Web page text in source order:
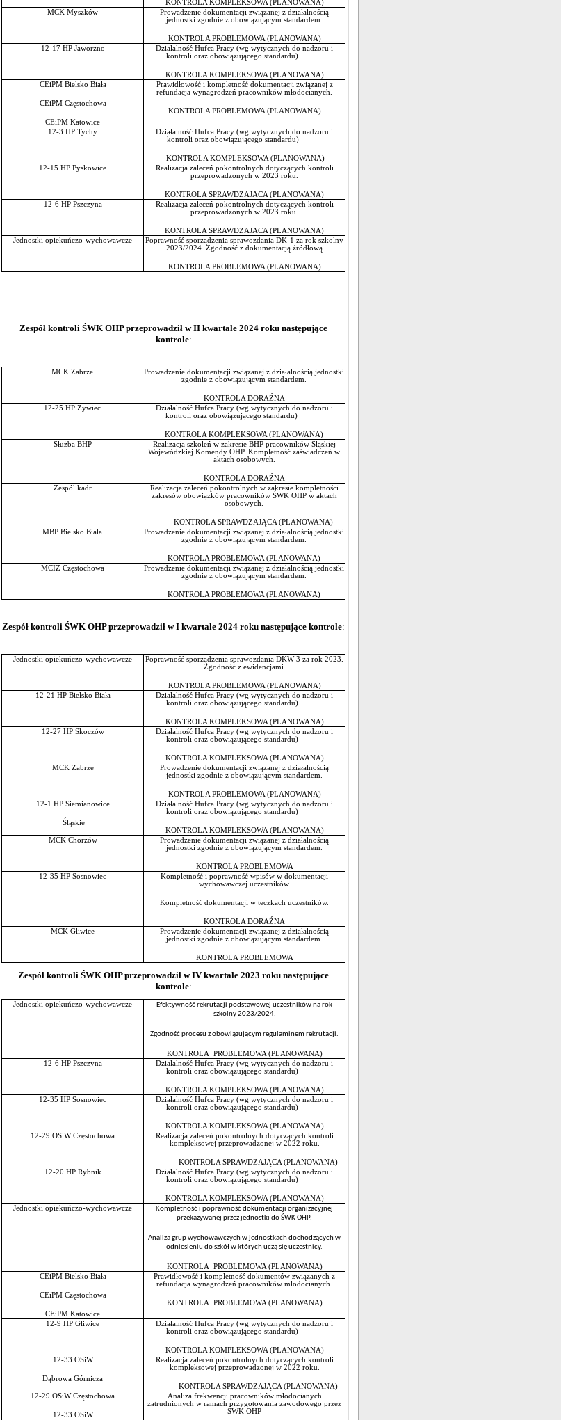
KONTROLA KOMPLEKSOWA (PLANOWANA)
MCK Myszków
Prowadzenie dokumentacji związanej z działalnością
jednostki zgodnie z obowiązującym standardem.
KONTROLA PROBLEMOWA (PLANOWANA)
12-17 HP Jaworzno
Działalność Hufca Pracy (wg wytycznych do nadzoru i
kontroli oraz obowiązującego standardu)
KONTROLA KOMPLEKSOWA (PLANOWANA)
CEiPM Bielsko Biała
CEiPM Częstochowa
CEiPM Katowice
Prawidłowość i kompletność dokumentacji związanej z
refundacja wynagrodzeń pracowników młodocianych.
KONTROLA PROBLEMOWA (PLANOWANA)
12-3 HP Tychy
Działalność Hufca Pracy (wg wytycznych do nadzoru i
kontroli oraz obowiązującego standardu)
KONTROLA KOMPLEKSOWA (PLANOWANA)
12-15 HP Pyskowice
Realizacja zaleceń pokontrolnych dotyczących kontroli
przeprowadzonych w 2023 roku.
KONTROLA SPRAWDZAJACA (PLANOWANA)
12-6 HP Pszczyna
Realizacja zaleceń pokontrolnych dotyczących kontroli
przeprowadzonych w 2023 roku.
KONTROLA SPRAWDZAJACA (PLANOWANA)
Jednostki opiekuńczo-wychowawcze
Poprawność sporządzenia sprawozdania DK-1 za rok szkolny
2023/2024. Zgodność z dokumentacją źródłową
KONTROLA PROBLEMOWA (PLANOWANA)
Zespół kontroli ŚWK OHP przeprowadził w II kwartale 2024 roku następujące
kontrole:
MCK Zabrze
Prowadzenie dokumentacji związanej z działalnością jednostki
zgodnie z obowiązującym standardem.
KONTROLA DORAŹNA
12-25 HP Żywiec
Działalność Hufca Pracy (wg wytycznych do nadzoru i
kontroli oraz obowiązującego standardu)
KONTROLA KOMPLEKSOWA (PLANOWANA)
Służba BHP
Realizacja szkoleń w zakresie BHP pracowników Śląskiej
Wojewódzkiej Komendy OHP. Kompletność zaświadczeń w
aktach osobowych.
KONTROLA DORAŹNA
Zespól kadr
Realizacja zaleceń pokontrolnych w zakresie kompletności
zakresów obowiązków pracowników ŚWK OHP w aktach
osobowych.
KONTROLA SPRAWDZAJĄCA (PLANOWANA)
MBP Bielsko Biała
Prowadzenie dokumentacji związanej z działalnością jednostki
zgodnie z obowiązującym standardem.
KONTROLA PROBLEMOWA (PLANOWANA)
MCIZ Częstochowa
Prowadzenie dokumentacji związanej z działalnością jednostki
zgodnie z obowiązującym standardem.
KONTROLA PROBLEMOWA (PLANOWANA)
Zespół kontroli ŚWK OHP przeprowadził w I kwartale 2024 roku następujące kontrole:
Jednostki opiekuńczo-wychowawcze
Poprawność sporządzenia sprawozdania DKW-3 za rok 2023.
Zgodność z ewidencjami.
KONTROLA PROBLEMOWA (PLANOWANA)
12-21 HP Bielsko Biała
Działalność Hufca Pracy (wg wytycznych do nadzoru i
kontroli oraz obowiązującego standardu)
KONTROLA KOMPLEKSOWA (PLANOWANA)
12-27 HP Skoczów
Działalność Hufca Pracy (wg wytycznych do nadzoru i
kontroli oraz obowiązującego standardu)
KONTROLA KOMPLEKSOWA (PLANOWANA)
MCK Zabrze
Prowadzenie dokumentacji związanej z działalnością
jednostki zgodnie z obowiązującym standardem.
KONTROLA PROBLEMOWA (PLANOWANA)
12-1 HP Siemianowice
Śląskie
Działalność Hufca Pracy (wg wytycznych do nadzoru i
kontroli oraz obowiązującego standardu)
KONTROLA KOMPLEKSOWA (PLANOWANA)
MCK Chorzów
Prowadzenie dokumentacji związanej z działalnością
jednostki zgodnie z obowiązującym standardem.
KONTROLA PROBLEMOWA
12-35 HP Sosnowiec
Kompletność i poprawność wpisów w dokumentacji
wychowawczej uczestników.
Kompletność dokumentacji w teczkach uczestników.
KONTROLA DORAŹNA
MCK Gliwice
Prowadzenie dokumentacji związanej z działalnością
jednostki zgodnie z obowiązującym standardem.
KONTROLA PROBLEMOWA
Zespół kontroli ŚWK OHP przeprowadził w IV kwartale 2023 roku następujące
kontrole:
Jednostki opiekuńczo-wychowawcze
Efektywność rekrutacji podstawowej uczestników na rok
szkolny 2023/2024.
Zgodność procesu z obowiązującym regulaminem rekrutacji.
KONTROLA PROBLEMOWA (PLANOWANA)
12-6 HP Pszczyna
Działalność Hufca Pracy (wg wytycznych do nadzoru i
kontroli oraz obowiązującego standardu)
KONTROLA KOMPLEKSOWA (PLANOWANA)
12-35 HP Sosnowiec
Działalność Hufca Pracy (wg wytycznych do nadzoru i
kontroli oraz obowiązującego standardu)
KONTROLA KOMPLEKSOWA (PLANOWANA)
12-29 OSiW Częstochowa
Realizacja zaleceń pokontrolnych dotyczących kontroli
kompleksowej przeprowadzonej w 2022 roku.
KONTROLA SPRAWDZAJĄCA (PLANOWANA)
12-20 HP Rybnik
Działalność Hufca Pracy (wg wytycznych do nadzoru i
kontroli oraz obowiązującego standardu)
KONTROLA KOMPLEKSOWA (PLANOWANA)
Jednostki opiekuńczo-wychowawcze
Kompletność i poprawność dokumentacji organizacyjnej
przekazywanej przez jednostki do ŚWK OHP.
Analiza grup wychowawczych w jednostkach dochodzących w
odniesieniu do szkół w których uczą się uczestnicy.
KONTROLA PROBLEMOWA (PLANOWANA)
CEiPM Bielsko Biała
CEiPM Częstochowa
CEiPM Katowice
Prawidłowość i kompletność dokumentów związanych z
refundacja wynagrodzeń pracowników młodocianych.
KONTROLA PROBLEMOWA (PLANOWANA)
12-9 HP Gliwice
Działalność Hufca Pracy (wg wytycznych do nadzoru i
kontroli oraz obowiązującego standardu)
KONTROLA KOMPLEKSOWA (PLANOWANA)
12-33 OSiW
Dąbrowa Górnicza
Realizacja zaleceń pokontrolnych dotyczących kontroli
kompleksowej przeprowadzonej w 2022 roku.
KONTROLA SPRAWDZAJĄCA (PLANOWANA)
12-29 OSiW Częstochowa
12-33 OSiW
Analiza frekwencji pracowników młodocianych
zatrudnionych w ramach przygotowania zawodowego przez
ŚWK OHP